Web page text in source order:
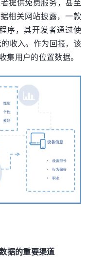
相关网站披露，一款
序，其开发者通过使
收入。作为回报，该
集用户的位置数据。
据的重要渠道